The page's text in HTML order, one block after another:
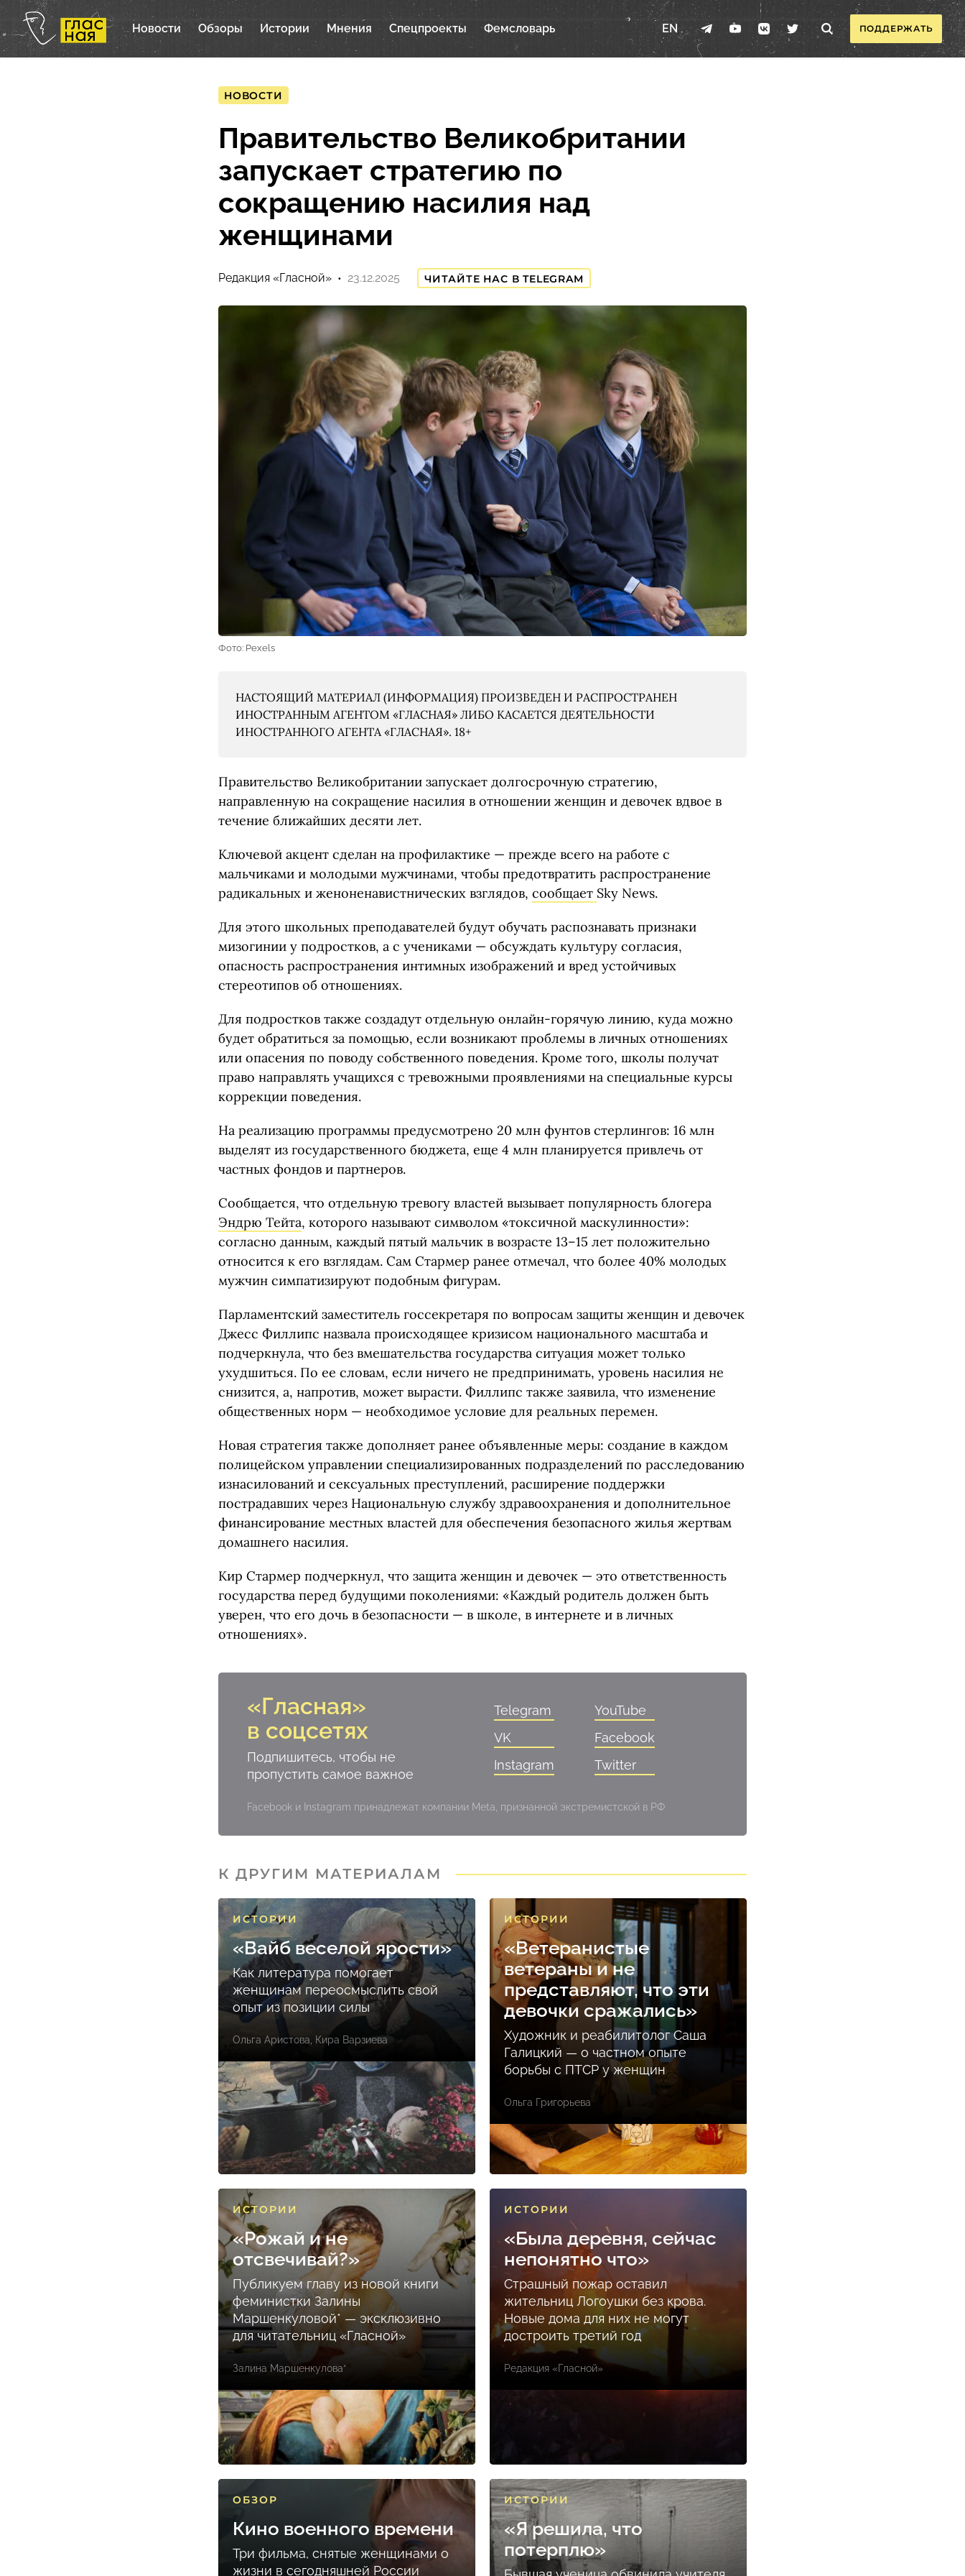
Новости Обзоры Истории Мнения Спецпроекты Фемсловарь EN ПОДДЕРЖАТЬ
НОВОСТИ
Правительство Великобритании
запускает стратегию по
сокращению насилия над
женщинами
Редакция «Гласной» 23.12.2025 ЧИТАЙТЕ НАС В TELEGRAM
Фото: Pexels
НАСТОЯЩИЙ МАТЕРИАЛ (ИНФОРМАЦИЯ) ПРОИЗВЕДЕН И РАСПРОСТРАНЕН
ИНОСТРАННЫМ АГЕНТОМ «ГЛАСНАЯ» ЛИБО КАСАЕТСЯ ДЕЯТЕЛЬНОСТИ
ИНОСТРАННОГО АГЕНТА «ГЛАСНАЯ». 18+
Правительство Великобритании запускает долгосрочную стратегию,
направленную на сокращение насилия в отношении женщин и девочек вдвое в
течение ближайших десяти лет.
Ключевой акцент сделан на профилактике — прежде всего на работе с
мальчиками и молодыми мужчинами, чтобы предотвратить распространение
радикальных и женоненавистнических взглядов, сообщает Sky News.
Для этого школьных преподавателей будут обучать распознавать признаки
мизогинии у подростков, а с учениками — обсуждать культуру согласия,
опасность распространения интимных изображений и вред устойчивых
стереотипов об отношениях.
Для подростков также создадут отдельную онлайн-горячую линию, куда можно
будет обратиться за помощью, если возникают проблемы в личных отношениях
или опасения по поводу собственного поведения. Кроме того, школы получат
право направлять учащихся с тревожными проявлениями на специальные курсы
коррекции поведения.
На реализацию программы предусмотрено 20 млн фунтов стерлингов: 16 млн
выделят из государственного бюджета, еще 4 млн планируется привлечь от
частных фондов и партнеров.
Сообщается, что отдельную тревогу властей вызывает популярность блогера
Эндрю Тейта, которого называют символом «токсичной маскулинности»:
согласно данным, каждый пятый мальчик в возрасте 13–15 лет положительно
относится к его взглядам. Сам Стармер ранее отмечал, что более 40% молодых
мужчин симпатизируют подобным фигурам.
Парламентский заместитель госсекретаря по вопросам защиты женщин и девочек
Джесс Филлипс назвала происходящее кризисом национального масштаба и
подчеркнула, что без вмешательства государства ситуация может только
ухудшиться. По ее словам, если ничего не предпринимать, уровень насилия не
снизится, а, напротив, может вырасти. Филлипс также заявила, что изменение
общественных норм — необходимое условие для реальных перемен.
Новая стратегия также дополняет ранее объявленные меры: создание в каждом
полицейском управлении специализированных подразделений по расследованию
изнасилований и сексуальных преступлений, расширение поддержки
пострадавших через Национальную службу здравоохранения и дополнительное
финансирование местных властей для обеспечения безопасного жилья жертвам
домашнего насилия.
Кир Стармер подчеркнул, что защита женщин и девочек — это ответственность
государства перед будущими поколениями: «Каждый родитель должен быть
уверен, что его дочь в безопасности — в школе, в интернете и в личных
отношениях».
«Гласная»
в соцсетях
Подпишитесь, чтобы не
пропустить самое важное
Telegram
YouTube
VK
Facebook
Instagram
Twitter
Facebook и Instagram принадлежат компании Meta, признанной экстремистской в РФ
К ДРУГИМ МАТЕРИАЛАМ
ИСТОРИИ
«Вайб веселой ярости»
Как литература помогает
женщинам переосмыслить свой
опыт из позиции силы
Ольга Аристова Кира Варзиева
ИСТОРИИ
«Ветеранистые
ветераны и не
представляют, что эти
девочки сражались»
Художник и реабилитолог Саша
Галицкий — о частном опыте
борьбы с ПТСР у женщин
Ольга Григорьева
ИСТОРИИ
«Рожай и не
отсвечивай?»
Публикуем главу из новой книги
феминистки Залины
Маршенкуловой* — эксклюзивно
для читательниц «Гласной»
Залина Маршенкулова*
ИСТОРИИ
«Была деревня, сейчас
непонятно что»
Страшный пожар оставил
жительниц Логоушки без крова.
Новые дома для них не могут
достроить третий год
Редакция «Гласной»
ОБЗОР
Кино военного времени
Три фильма, снятые женщинами о
жизни в сегодняшней России
ИСТОРИИ
«Я решила, что
потерплю»